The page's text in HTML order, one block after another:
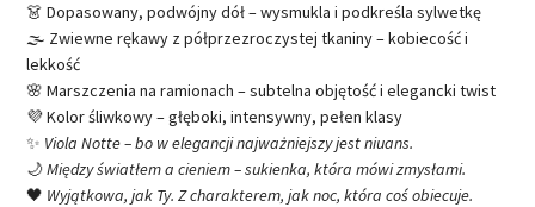
👗 Dopasowany, podwójny dół – wysmukla i podkreśla sylwetkę
🌫️ Zwiewne rękawy z półprzezroczystej tkaniny – kobiecość i
lekkość
🌸 Marszczenia na ramionach – subtelna objętość i elegancki twist
💜 Kolor śliwkowy – głęboki, intensywny, pełen klasy
✨ Viola Notte – bo w elegancji najważniejszy jest niuans.
🌙Między światłem a cieniem – sukienka, która mówi zmysłami.
🖤 Wyjątkowa, jak Ty. Z charakterem, jak noc, która coś obiecuje.